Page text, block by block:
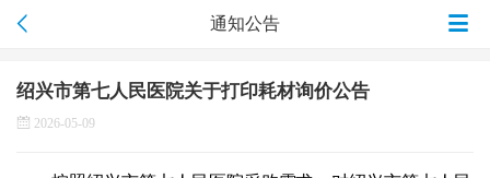
通知公告
绍兴市第七人民医院关于打印耗材询价公告
2026-05-09